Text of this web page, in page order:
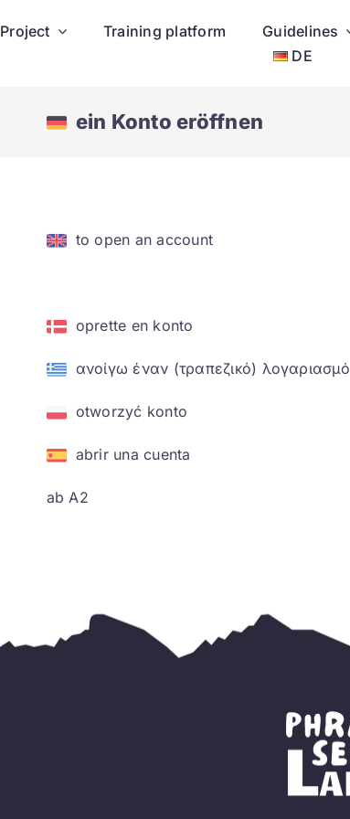
Project Training platform Guidelines
DE
ein Konto eröffnen
to open an account
oprette en konto
ανοίγω έναν (τραπεζικό) λογαριασμό
otworzyć konto
abrir una cuenta
ab A2